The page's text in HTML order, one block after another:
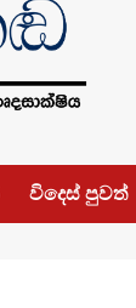
විදෙස් පුවත්